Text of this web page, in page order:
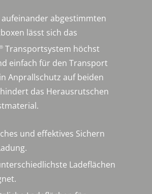
abgestimmten
lässt sich das
Transportsystem höchst
einfach für den Transport
Anprallschutz auf beiden
das Herausrutschen
und effektives Sichern
Ladeflächen